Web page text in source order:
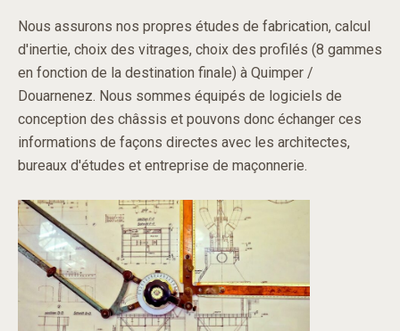
Nous assurons nos propres études de fabrication, calcul
d'inertie, choix des vitrages, choix des profilés (8 gammes
en fonction de la destination finale) à Quimper /
Douarnenez. Nous sommes équipés de logiciels de
conception des châssis et pouvons donc échanger ces
informations de façons directes avec les architectes,
bureaux d'études et entreprise de maçonnerie.